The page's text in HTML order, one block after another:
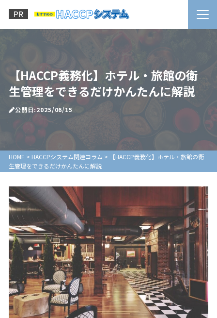
【HACCP義務化】ホテル・旅館の衛
生管理をできるだけかんたんに解説
公開日:2025/06/15
HOME > HACCPシステム関連コラム >
【HACCP義務化】ホテル・旅館の衛
生管理をできるだけかんたんに解説